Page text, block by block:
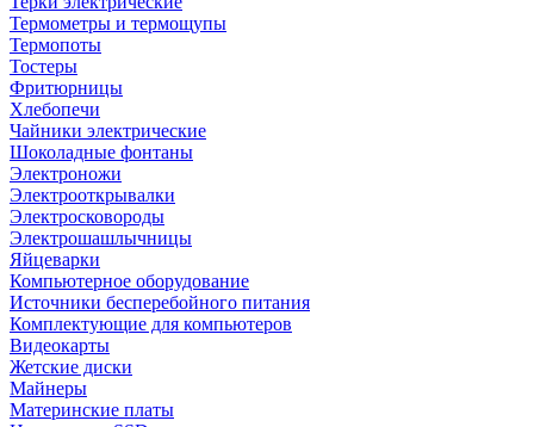
Термометры и термощупы
Термопоты
Тостеры
Фритюрницы
Хлебопечи
Чайники электрические
Шоколадные фонтаны
Электроножи
Электрооткрывалки
Электросковороды
Электрошашлычницы
Яйцеварки
Компьютерное оборудование
Источники бесперебойного питания
Комплектующие для компьютеров
Видеокарты
Жетские диски
Майнеры
Материнские платы